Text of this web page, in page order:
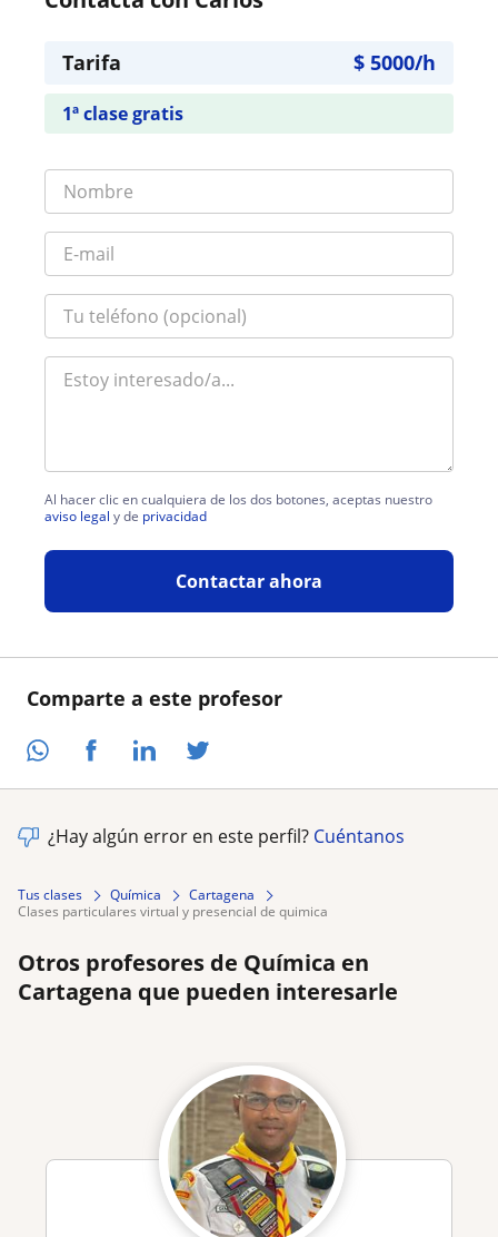
Comparte a este profesor
Tarifa $ 5000/h
1ª clase gratis
Al hacer clic en cualquiera de los dos botones, aceptas nuestro
aviso legal y de privacidad
Contactar ahora
¿Hay algún error en este perfil? Cuéntanos
Tus clases Química
Cartagena
clases particulares virtual y presencial de quimica
Otros profesores de Química en
Cartagena que pueden interesarle